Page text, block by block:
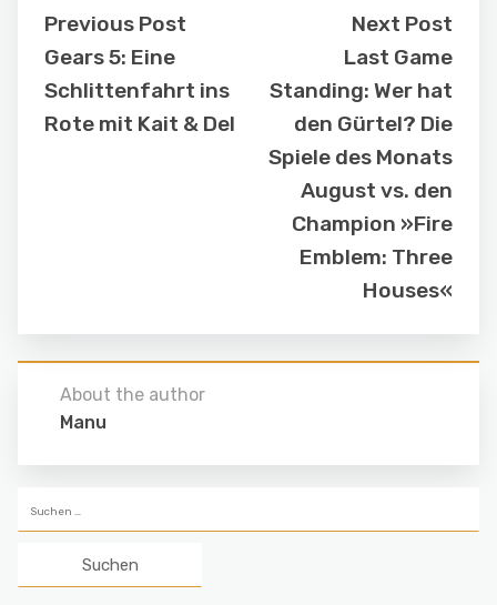
Previous Post
Gears 5: Eine
Schlittenfahrt ins
Rote mit Kait & Del
Next Post
Last Game
Standing: Wer hat
den Gürtel? Die
Spiele des Monats
August vs. den
Champion »Fire
Emblem: Three
Houses«
About the author
Manu
nach: